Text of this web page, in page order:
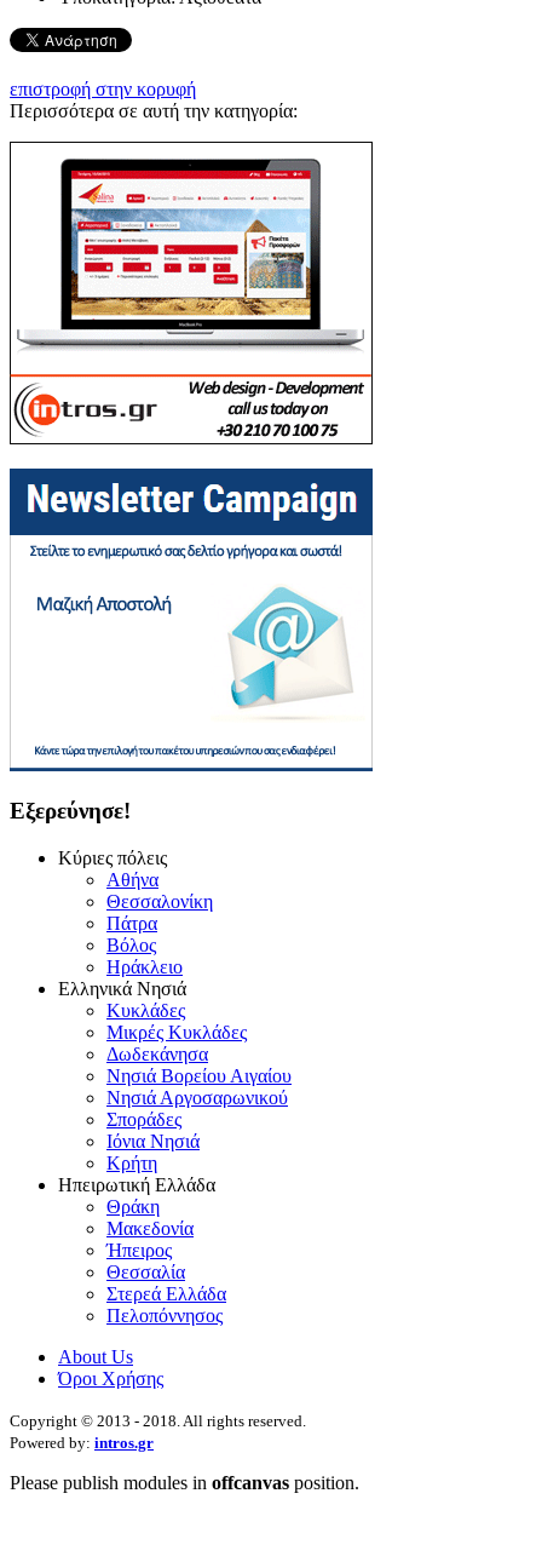
επιστροφή στην κορυφή
Περισσότερα σε αυτή την κατηγορία:
Εξερεύνησε!
Κύριες πόλεις
Αθήνα
Θεσσαλονίκη
Πάτρα
Βόλος
Ηράκλειο
Ελληνικά Νησιά
Κυκλάδες
Μικρές Κυκλάδες
Δωδεκάνησα
Νησιά Βορείου Αιγαίου
Νησιά Αργοσαρωνικού
Σποράδες
Ιόνια Νησιά
Κρήτη
Ηπειρωτική Ελλάδα
Θράκη
Μακεδονία
Ήπειρος
Θεσσαλία
Στερεά Ελλάδα
Πελοπόννησος
About Us
Όροι Χρήσης
Copyright © 2013 - 2018. All rights reserved.
Powered by: intros.gr
Please publish modules in offcanvas position.